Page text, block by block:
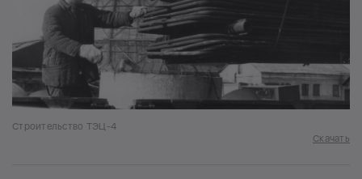
Строительство ТЭЦ-4
Скачать